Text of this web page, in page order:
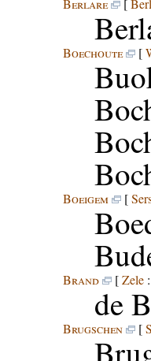
Berlare [
Boechoute [
Boeigem [
Brand [Zele:
de
Brugschen [